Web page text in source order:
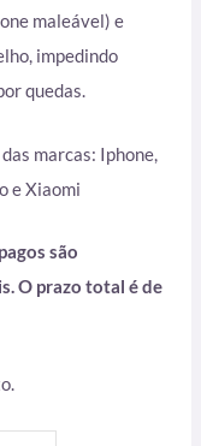
maleável) e
impedindo
quedas.
marcas: Iphone,
e Xiaomi
são
O prazo total é de